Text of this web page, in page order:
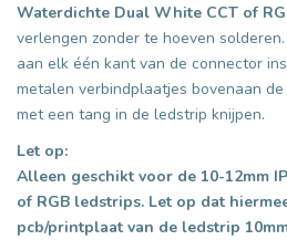
Waterdichte Dual White CCT of
verlengen zonder te hoeven solderen.
aan elk één kant van de connector
metalen verbindplaatjes bovenaan
met een tang in de ledstrip knijpen.
Let op:
Alleen geschikt voor de 10-12mm
of RGB ledstrips. Let op dat
pcb/printplaat van de ledstrip